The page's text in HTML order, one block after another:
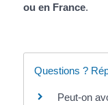
ou en France.
Questions ?
Peut-on